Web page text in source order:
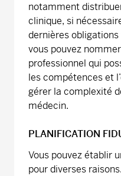
notamment
clinique, si
dernières
vous pouvez
professionnel qui
les compétences et
gérer la complexité
médecin.
PLANIFICATION
Vous pouvez établir
pour diverses